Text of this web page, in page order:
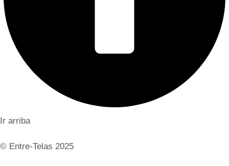
Ir arriba
© Entre-Telas 2025